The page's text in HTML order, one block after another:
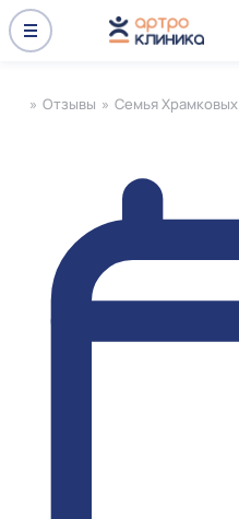
» Отзывы » Семья Храмковых